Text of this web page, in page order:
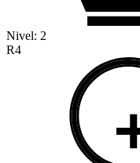
Nivel: 2
R4